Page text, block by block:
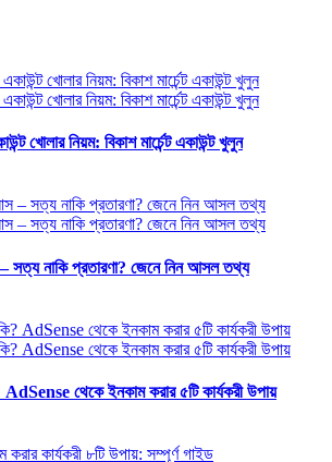
খোলার নিয়ম: বিকাশ মার্চেন্ট একাউন্ট খুলুন
– সত্য নাকি প্রতারণা? জেনে নিন আসল তথ্য
থেকে ইনকাম করার ৫টি কার্যকরী উপায়